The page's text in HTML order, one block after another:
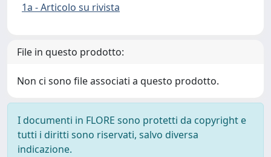
1a - Articolo su rivista
File in questo prodotto:
Non ci sono file associati a questo prodotto.
I documenti in FLORE sono protetti da copyright e
tutti i diritti sono riservati, salvo diversa
indicazione.